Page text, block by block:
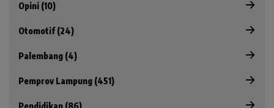
Opini (10)
Otomotif (24)
Palembang (4)
Pemprov Lampung (451)
Pendidikan (86)